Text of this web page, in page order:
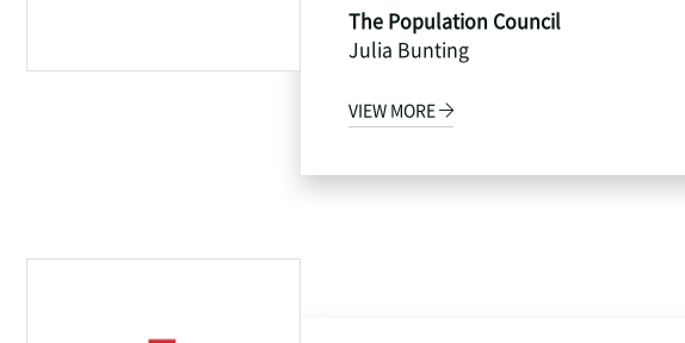
The Population Council
Julia Bunting
VIEW MORE